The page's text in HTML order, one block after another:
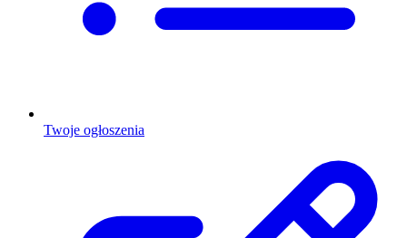
Twoje ogłoszenia